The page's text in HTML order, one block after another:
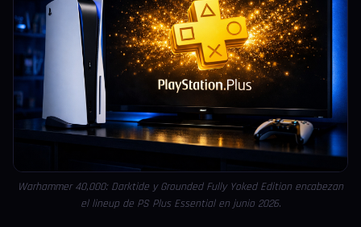
Warhammer 40,000: Darktide y Grounded Fully Yoked Edition encabezan
el lineup de PS Plus Essential en junio 2026.